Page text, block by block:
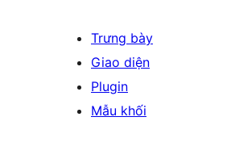
Trưng bày
Giao diện
Plugin
Mẫu khối